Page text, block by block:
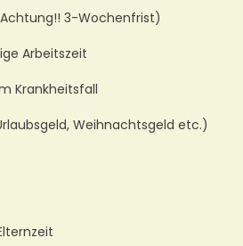
3-Wochenfrist)
Arbeitszeit
Krankheitsfall
Weihnachtsgeld etc.)